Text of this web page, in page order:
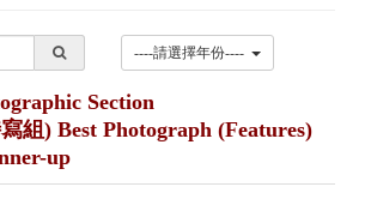
Section
組) Best Photograph (Features)
up